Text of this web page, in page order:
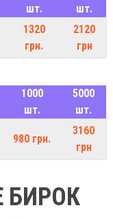
шт.
шт.
1320
грн.
2120
грн
1000
шт.
5000
шт.
980 грн.
3160
грн
БИРОК